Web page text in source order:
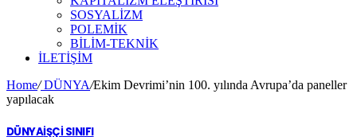
SOSYALİZM
POLEMİK
BİLİM-TEKNİK
ILETIŞIM
Home/DÜNYA/Ekim Devrimi’nin 100. yılında Avrupa’da paneller
yapılacak
DÜNYAİŞÇİ SINIFI